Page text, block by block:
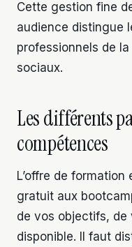
Cette gestion fine
audience distingue
professionnels de
sociaux.
Les différents
compétences
L’offre de
gratuit aux
de vos objectifs,
disponible. Il faut